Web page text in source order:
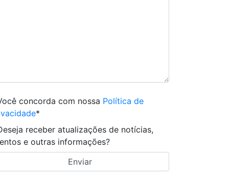
concorda com nossa Política de
*
receber atualizações de notícias,
e outras informações?